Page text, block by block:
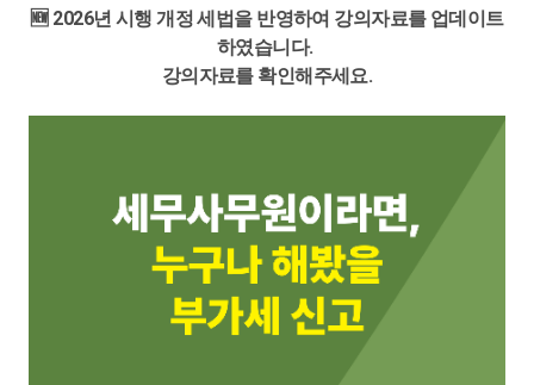
🆕 2026년 시행 개정 세법을 반영하여 강의자료를 업데이트
하였습니다.
강의자료를 확인해주세요.